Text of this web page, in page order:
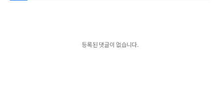
등록된 댓글이 없습니다.